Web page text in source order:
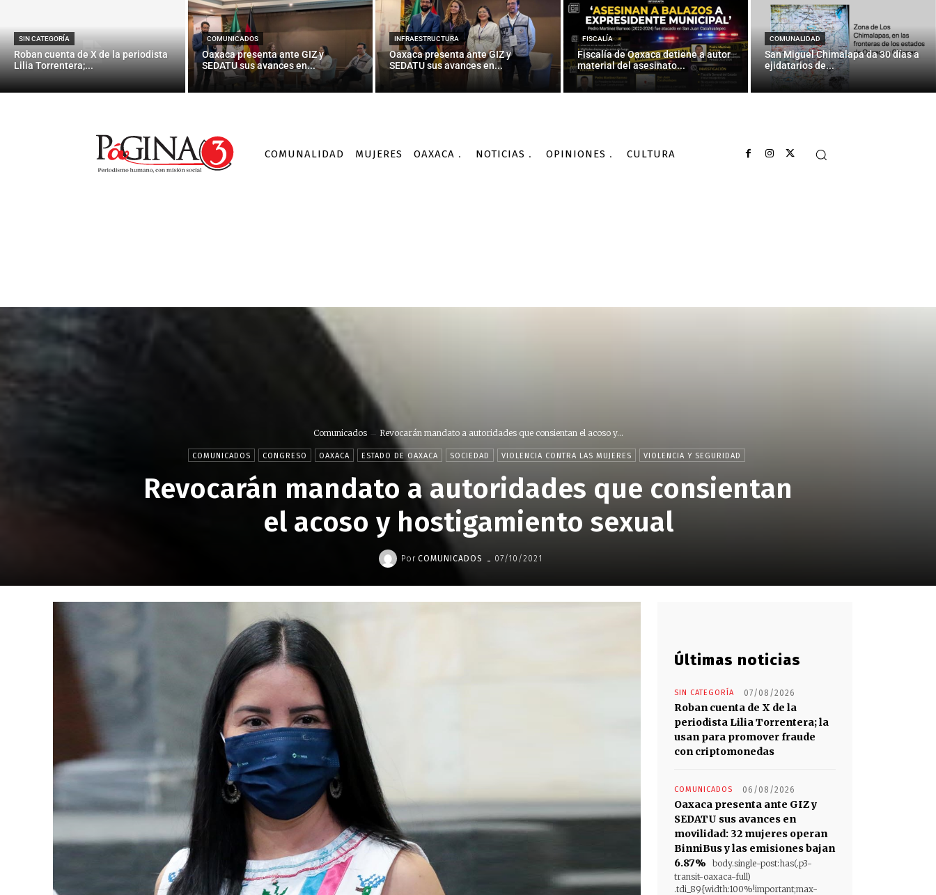
SIN CATEGORÍA
Roban cuenta de X de la periodista
Lilia Torrentera;...
COMUNICADOS
Oaxaca presenta ante GIZ y
SEDATU sus avances en...
INFRAESTRUCTURA
Oaxaca presenta ante GIZ y
SEDATU sus avances en...
FISCALÍA
Fiscalía de Oaxaca detiene a autor
material del asesinato...
COMUNALIDAD
San Miguel Chimalapa da 30 días a
ejidatarios de...
COMUNALIDAD MUJERES OAXACA NOTICIAS OPINIONES CULTURA
Comunicados Revocarán mandato a autoridades que consientan el acoso y...
COMUNICADOS CONGRESO OAXACA ESTADO DE OAXACA SOCIEDAD VIOLENCIA CONTRA LAS MUJERES VIOLENCIA Y SEGURIDAD
Revocarán mandato a autoridades que consientan
el acoso y hostigamiento sexual
Por COMUNICADOS - 07/10/2021
Últimas noticias
SIN CATEGORÍA 07/08/2026
Roban cuenta de X de la
periodista Lilia Torrentera; la
usan para promover fraude
con criptomonedas
COMUNICADOS 06/08/2026
Oaxaca presenta ante GIZ y
SEDATU sus avances en
movilidad: 32 mujeres operan
BinniBus y las emisiones bajan
6.87%
body.single-post:has(.p3-
transit-oaxaca-full)
.tdi_89{width:100%!important;max-